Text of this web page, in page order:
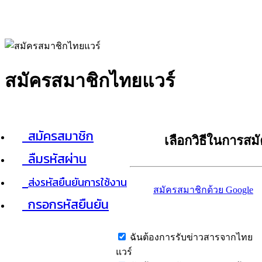
สมัครสมาชิกไทยแวร์
สมัครสมาชิก
ลืมรหัสผ่าน
ส่งรหัสยืนยันการใช้งาน
กรอกรหัสยืนยัน
เลือกวิธีในการส
สมัครสมาชิกด้วย Google
ฉันต้องการรับข่าวสารจากไทย
แวร์